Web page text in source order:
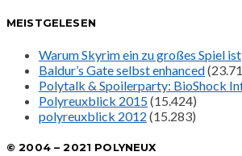
MEISTGELESEN
Warum Skyrim ein zu großes Spiel ist
Baldur’s Gate selbst enhanced
Polytalk & Spoilerparty: BioShock
Polyreuxblick 2015(15.424)
polyreuxblick 2012 (15.283)
© 2004 – 2021 POLYNEUX